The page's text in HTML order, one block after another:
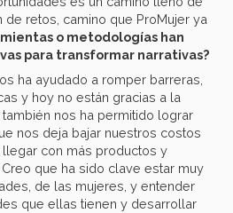
retos, camino que ProMujer ya
o metodologías han
para transformar narrativas?
ha ayudado a romper barreras,
y hoy no están gracias a la
nos ha permitido lograr
nos deja bajar nuestros costos
con más productos y
que ha sido clave estar muy
de las mujeres, y entender
que ellas tienen y desarrollar